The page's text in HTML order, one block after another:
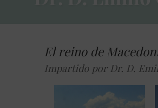
El reino de
Impartido por Dr. D.